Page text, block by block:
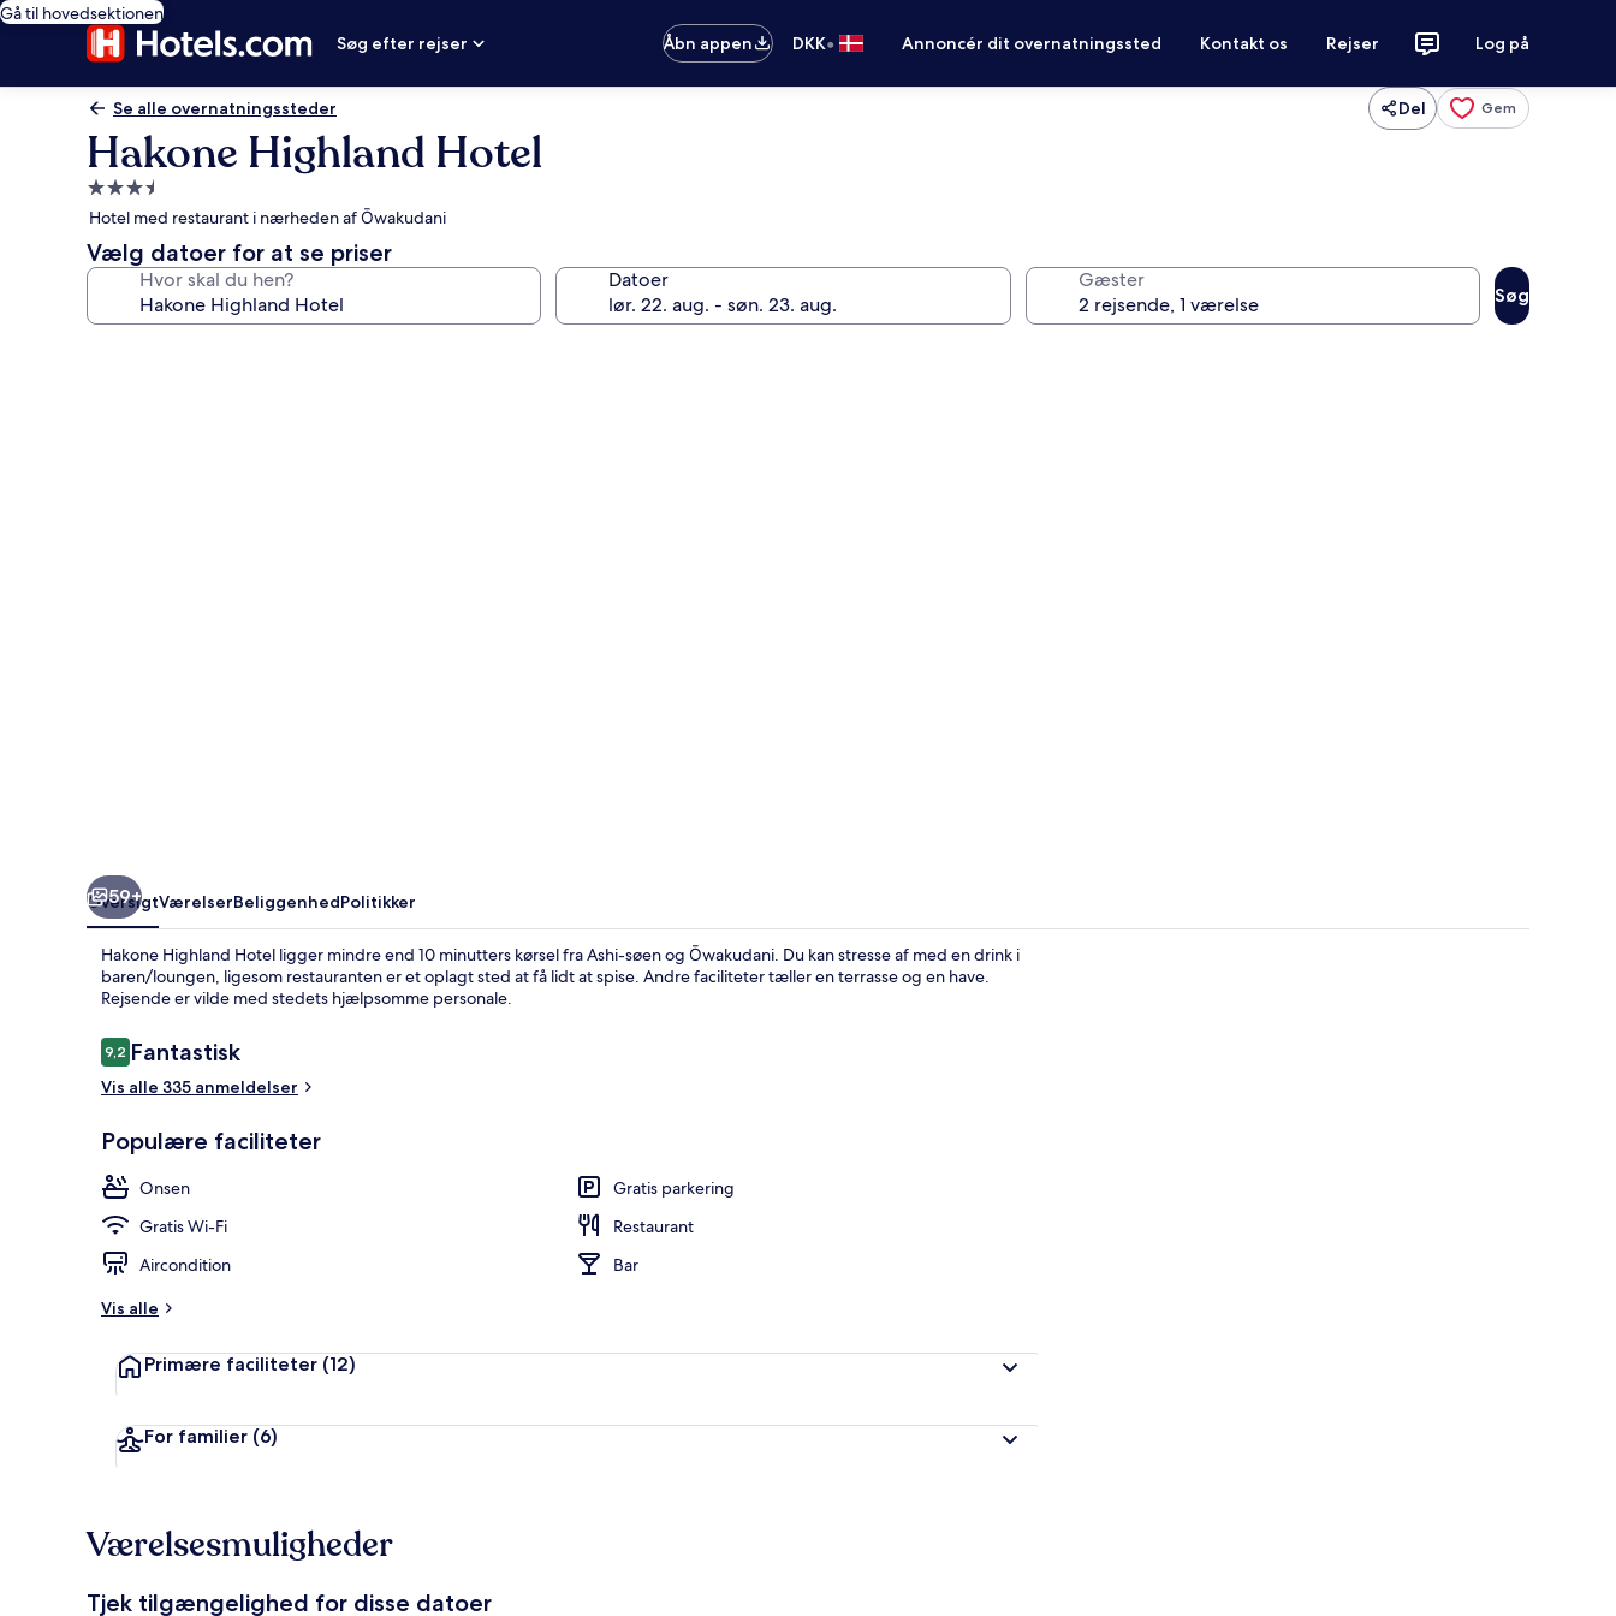
Gå til hovedsektionen
Søg efter rejser
Åbn appen DKK• Annoncér dit overnatningssted Kontakt os Rejser Log på
Se alle overnatningssteder Del Gem
Hakone Highland Hotel
3.5-
stjernet
overnatningssted
Hotel med restaurant i nærheden af Ōwakudani
Vælg datoer for at se priser
Hvor skal du hen? Datoer Gæster
Søg
59+
OversigtVærelserBeliggenhedPolitikker
Hakone Highland Hotel ligger mindre end 10 minutters kørsel fra Ashi-søen og Ōwakudani. Du kan stresse af med en drink i
baren/loungen, ligesom restauranten er et oplagt sted at få lidt at spise. Andre faciliteter tæller en terrasse og en have.
Rejsende er vilde med stedets hjælpsomme personale.
Anmeldelser
9,29,2 ud af 10.
Fantastisk
Vis alle 335 anmeldelser
Populære faciliteter
Onsen
Gratis parkering
Gratis Wi-Fi
Restaurant
Aircondition
Bar
Vis alle
Primære faciliteter (12)
For familier (6)
Værelsesmuligheder
Tjek tilgængelighed for disse datoer